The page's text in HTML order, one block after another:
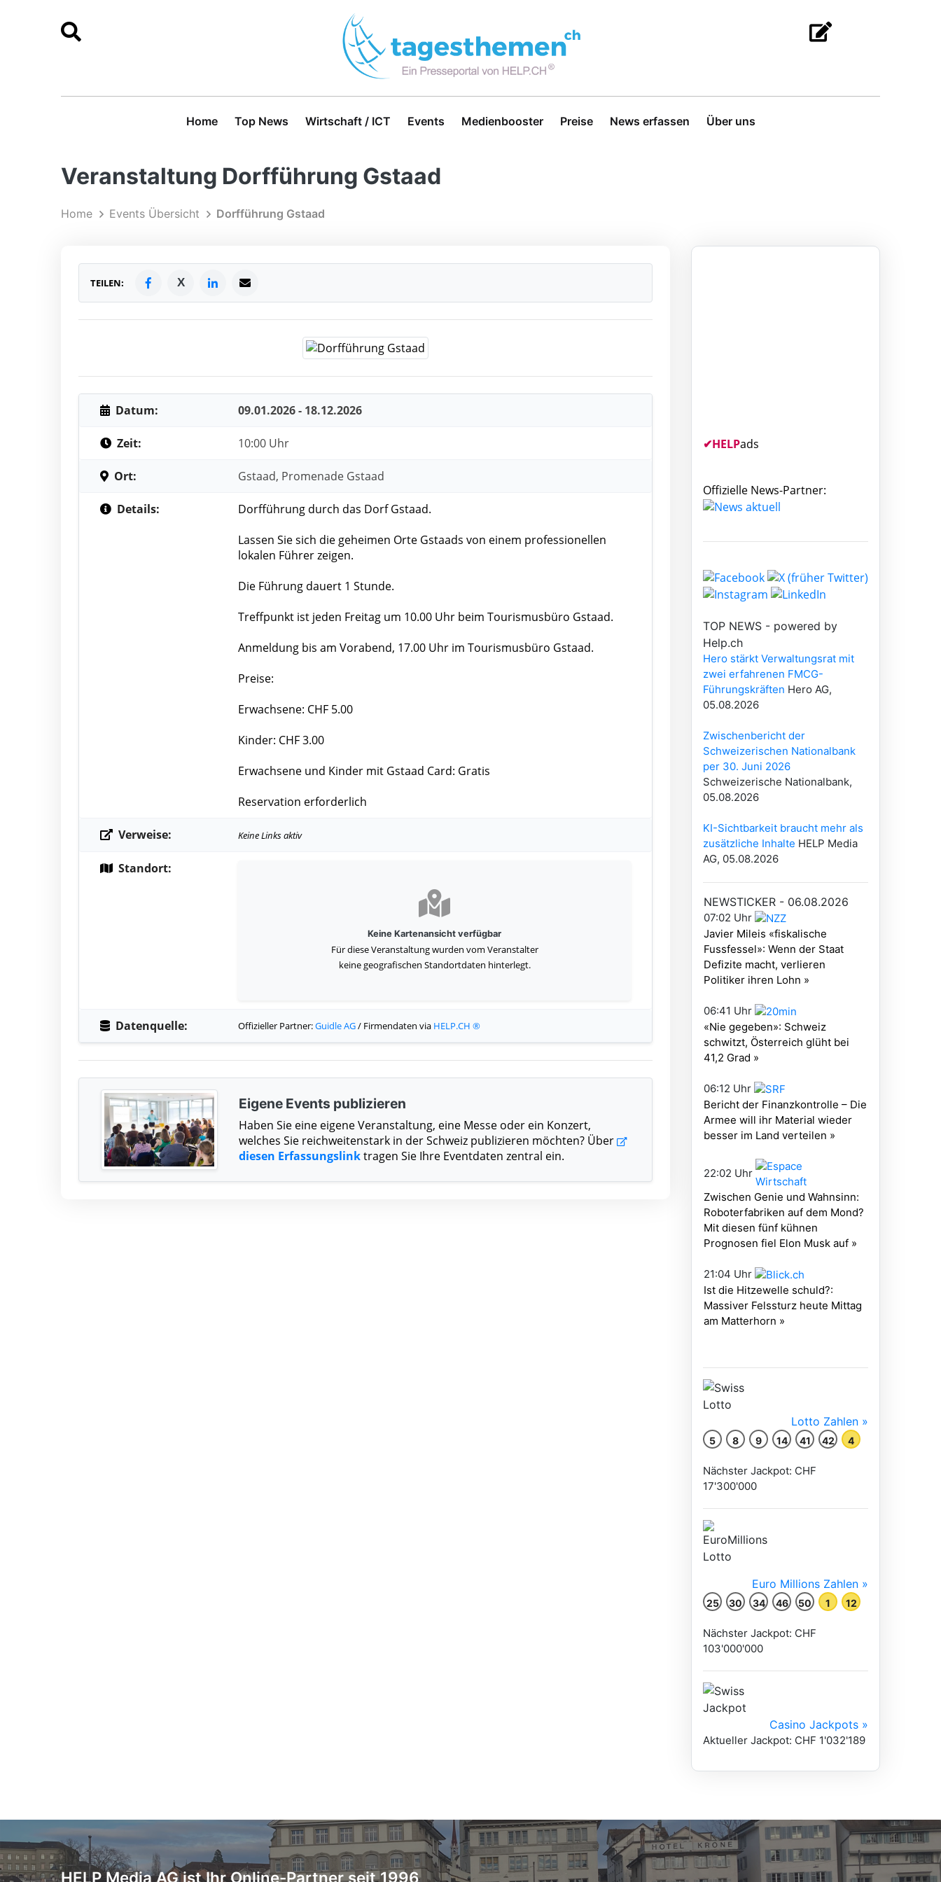
Home Top News Wirtschaft / ICT Events Medienbooster Preise News erfassen Über uns
Veranstaltung Dorfführung Gstaad
Home Events Übersicht Dorfführung Gstaad
TEILEN: X
Datum: 09.01.2026 - 18.12.2026
Zeit: 10:00 Uhr
Ort: Gstaad, Promenade Gstaad
Details:
Dorfführung durch das Dorf Gstaad.
Lassen Sie sich die geheimen Orte Gstaads von einem professionellen
lokalen Führer zeigen.
Die Führung dauert 1 Stunde.
Treffpunkt ist jeden Freitag um 10.00 Uhr beim Tourismusbüro Gstaad.
Anmeldung bis am Vorabend, 17.00 Uhr im Tourismusbüro Gstaad.
Preise:
Erwachsene: CHF 5.00
Kinder: CHF 3.00
Erwachsene und Kinder mit Gstaad Card: Gratis
Reservation erforderlich
Verweise: Keine Links aktiv
Standort:
Keine Kartenansicht verfügbar
Für diese Veranstaltung wurden vom Veranstalter
keine geografischen Standortdaten hinterlegt.
Datenquelle: Offizieller Partner:Guidle AG/ Firmendaten via HELP.CH ®
Eigene Events publizieren
Haben Sie eine eigene Veranstaltung, eine Messe oder ein Konzert,
welches Sie reichweitenstark in der Schweiz publizieren möchten? Über
diesen Erfassungslinktragen Sie Ihre Eventdaten zentral ein.
✔HELPads
Offizielle News-Partner:
HELP Media AG ist Ihr Online-Partner seit 1996